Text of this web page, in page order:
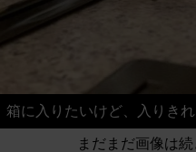
箱に入りたいけど、入りき
まだまだ画像は